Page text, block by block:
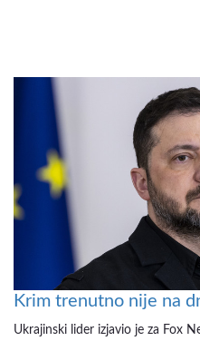
Krim trenutno nije na
Ukrajinski lider izjavio je za Fox